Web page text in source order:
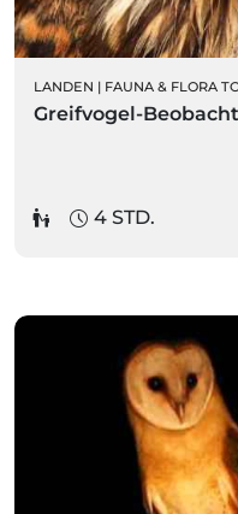
LANDEN | FAUNA & FLORA
Greifvogel-
4 STD.